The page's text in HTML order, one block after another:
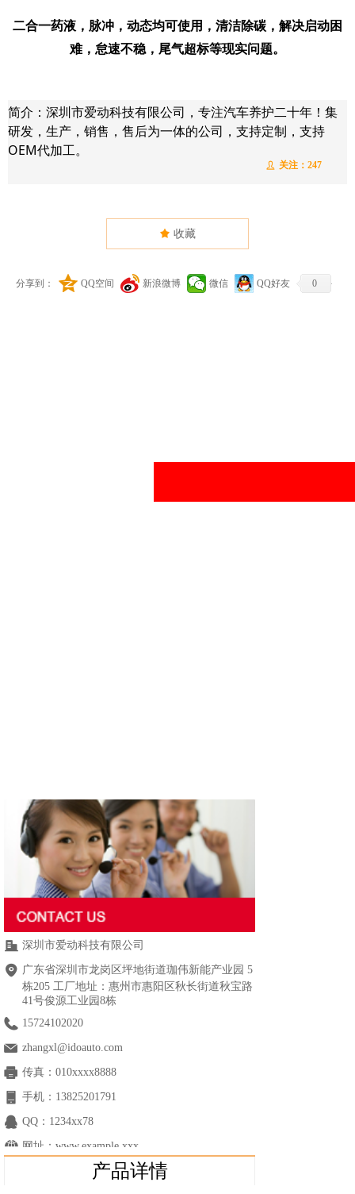
二合一药液，脉冲，动态均可使用，清洁除碳，解决启动困
难，怠速不稳，尾气超标等现实问题。
ꄑ 关注： 247
简介：深圳市爱动科技有限公司，专注汽车养护二十年！集
研发，生产，销售，售后为一体的公司，支持定制，支持
OEM代加工。
끄 收藏
产品详情
分享到： QQ空间 新浪微博 微信 QQ好友 0
深圳市爱动科技有限公司
广东省深圳市龙岗区坪地街道珈伟新能产业园 5
栋205 工厂地址：惠州市惠阳区秋长街道秋宝路
41号俊源工业园8栋
15724102020
zhangxl@idoauto.com
传真： 010xxxx8888
手机： 13825201791
QQ： 1234xx78
网址： www.example.xxx